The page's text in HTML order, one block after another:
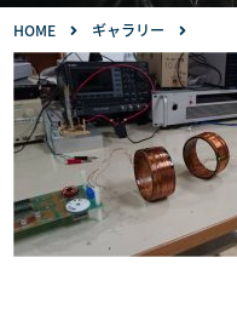
HOME ギャラリー